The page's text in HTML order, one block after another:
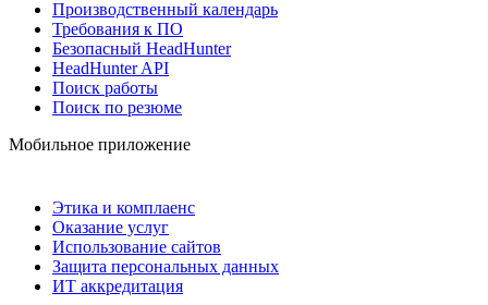
Производственный календарь
Требования к ПО
Безопасный HeadHunter
HeadHunter API
Поиск работы
Поиск по резюме
Мобильное приложение
Этика и комплаенс
Оказание услуг
Использование сайтов
Защита персональных данных
ИТ аккредитация